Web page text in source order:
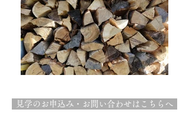
見学のお申込み・お問い合わせはこちらへ